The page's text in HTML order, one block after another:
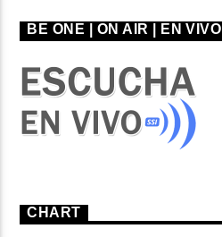
BE ONE | ON AIR | EN VIVO
CHART